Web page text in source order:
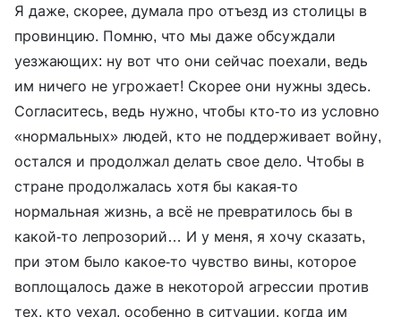
Я даже, скорее, думала про отъезд из столицы в
провинцию. Помню, что мы даже обсуждали
уезжающих: ну вот что они сейчас поехали, ведь
им ничего не угрожает! Скорее они нужны здесь.
Согласитесь, ведь нужно, чтобы кто-то из условно
«нормальных» людей, кто не поддерживает войну,
остался и продолжал делать свое дело. Чтобы в
стране продолжалась хотя бы какая-то
нормальная жизнь, а всё не превратилось бы в
какой-то лепрозорий… И у меня, я хочу сказать,
при этом было какое-то чувство вины, которое
воплощалось даже в некоторой агрессии против
тех, кто уехал, особенно в ситуации, когда им